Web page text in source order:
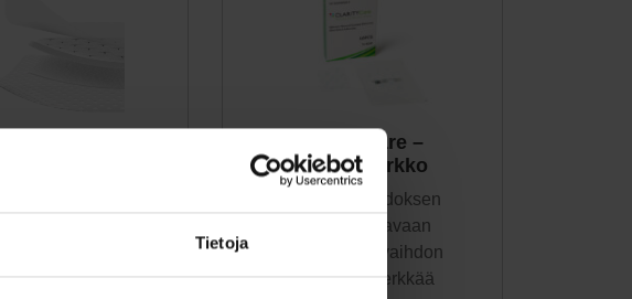
Tietoja
ClarityCare –
silikoniverkko
Estää peittosidoksen
tarttumista haavaan
Suojaa sidosvaihdon
yhteydessä herkkää